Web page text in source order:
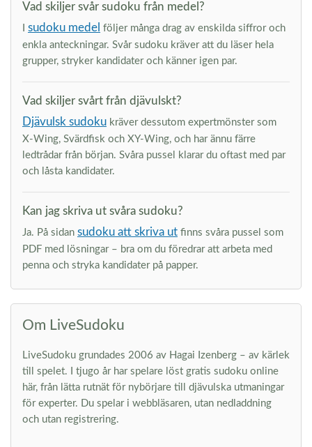
Vad skiljer svår sudoku från medel?
sudoku medel följer många drag av enskilda siffror och
enkla anteckningar. Svår sudoku kräver att du läser hela
grupper, stryker kandidater och känner igen par.
Vad skiljer svårt från djävulskt?
Djävulsk sudoku kräver dessutom expertmönster som
X-Wing, Svärdfisk och XY-Wing, och har ännu färre
ledtrådar från början. Svåra pussel klarar du oftast med par
och låsta kandidater.
Kan jag skriva ut svåra sudoku?
Ja. På sidan sudoku att skriva ut finns svåra pussel som
PDF med lösningar – bra om du föredrar att arbeta med
penna och stryka kandidater på papper.
Om LiveSudoku
LiveSudoku grundades 2006 av Hagai Izenberg – av kärlek
till spelet. I tjugo år har spelare löst gratis sudoku online
här, från lätta rutnät för nybörjare till djävulska utmaningar
för experter. Du spelar i webbläsaren, utan nedladdning
och utan registrering.